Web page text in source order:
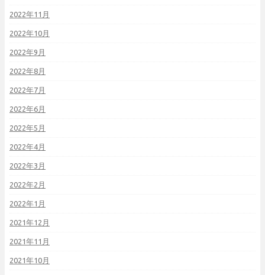
2022年11月
2022年10月
2022年9月
2022年8月
2022年7月
2022年6月
2022年5月
2022年4月
2022年3月
2022年2月
2022年1月
2021年12月
2021年11月
2021年10月